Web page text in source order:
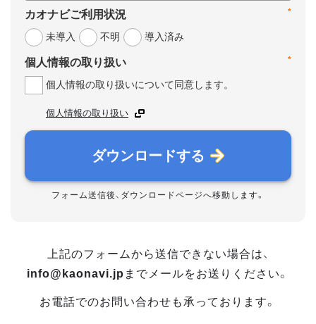
*
カオナビご利用状況
未導入
不明 導入済み
*
個人情報の取り扱い
個人情報の取り扱いについて同意します。
個人情報の取り扱い
ダウンロードする
フォーム送信後、ダウンロードページへ移動します。
上記のフォームから送信できない場合は、
info@kaonavi.jp までメールをお送りください。
お電話でのお問い合わせも承っております。